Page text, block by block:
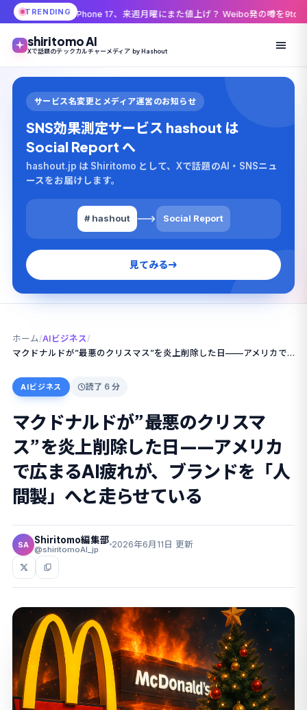
TRENDING
17、来週月曜にまた値上げ？ Weibo発の噂を9to5Macが伝えた理由
shiritomo AI
Xで話題のテックカルチャーメディア by Hashout
サービス名変更とメディア運営のお知らせ
SNS効果測定サービス hashout は
Social Report へ
hashout.jp は Shiritomo として、Xで話題のAI・SNSニュ
ースをお届けします。
# hashout Social Report
見てみる
ホーム /AIビジネス /
マクドナルドが”最悪のクリスマス”を炎上削除した日——アメリカで広まるAI疲れが、ブランドを「人間製」へと走らせている
AIビジネス 読了 6 分
マクドナルドが”最悪のクリスマ
ス”を炎上削除した日——アメリカ
で広まるAI疲れが、ブランドを「人
間製」へと走らせている
SA Shiritomo編集部
@shiritomoAI_jp 2026年6月11日 更新